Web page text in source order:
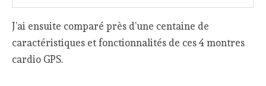
J’ai ensuite comparé près d’une centaine de
caractéristiques et fonctionnalités de ces 4 montres
cardio GPS.